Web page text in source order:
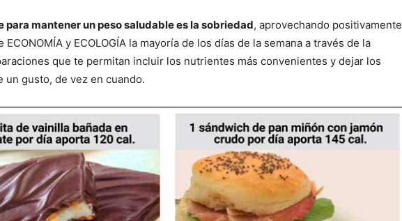
para mantener un peso saludable es la sobriedad, aprovechando positivamente
ECONOMÍA y ECOLOGÍA la mayoría de los días de la semana a través de la
que te permitan incluir los nutrientes más convenientes y dejar los
un gusto, de vez en cuando.